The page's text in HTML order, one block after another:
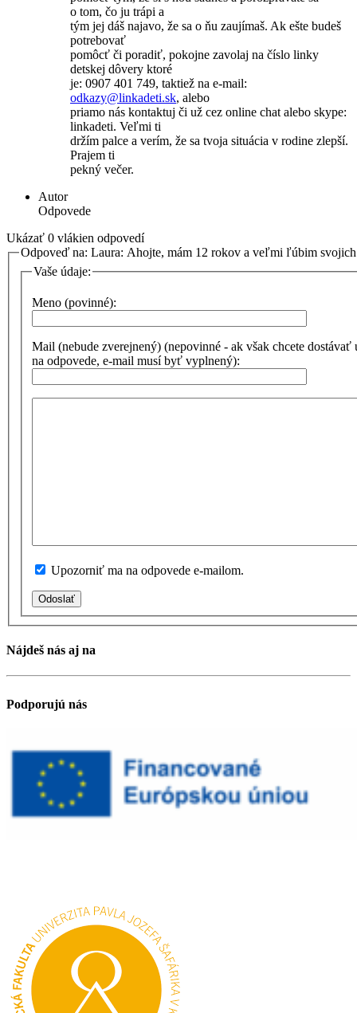
o tom, čo ju trápi a
tým jej dáš najavo, že sa o ňu zaujímaš. Ak ešte budeš
potrebovať
pomôcť či poradiť, pokojne zavolaj na číslo linky
detskej dôvery ktoré
je: 0907 401 749, taktiež na e-mail:
odkazy@linkadeti.sk, alebo
priamo nás kontaktuj či už cez online chat alebo skype:
linkadeti. Veľmi ti
držím palce a verím, že sa tvoja situácia v rodine zlepší.
Prajem ti
pekný večer.
Autor
Odpovede
Ukázať 0 vlákien odpovedí
Odpoveď na: Laura: Ahojte, mám 12 rokov a veľmi ľúbim
Vaše údaje:
Meno (povinné):
Mail (nebude zverejnený) (nepovinné - ak však chcete dostávať
na odpovede, e-mail musí byť vyplnený):
Upozorniť ma na odpovede e-mailom.
Odoslať
Nájdeš nás aj na
Podporujú nás